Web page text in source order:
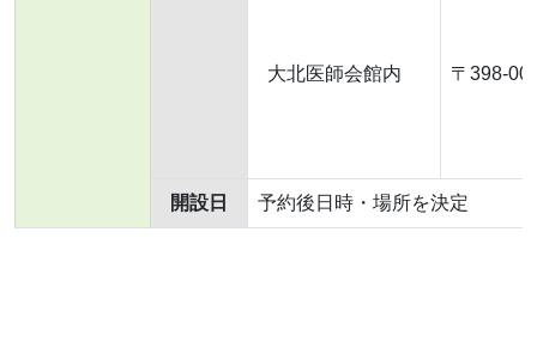
大北医師会館内 〒398-
開設日 予約後日時・場所を決定